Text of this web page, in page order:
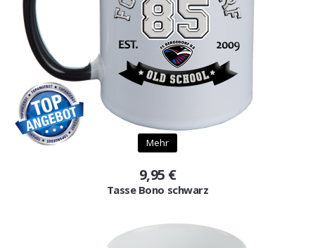
Mehr
9,95 €
Tasse Bono schwarz